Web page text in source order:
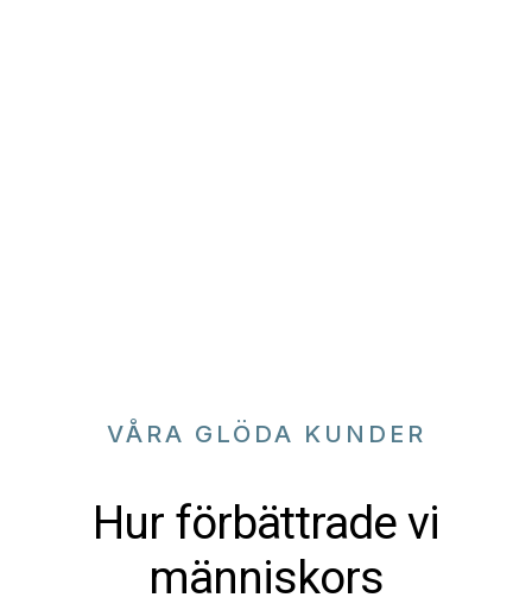
VÅRA GLÖDA KUNDER
Hur förbättrade vi
människors